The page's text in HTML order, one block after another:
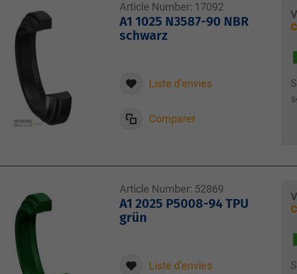
Article Number: 17092
A1 1025 N3587-90 NBR
schwarz
Liste d’envies
Comparer
Article Number: 52869
A1 2025 P5008-94 TPU
grün
Liste d’envies